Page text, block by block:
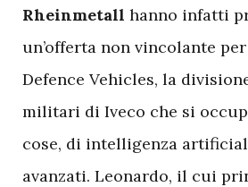
Rheinmetall hanno infatti
un’offerta non vincolante
Defence Vehicles, la
militari di Iveco che si
cose, di intelligenza
avanzati. Leonardo, il cui